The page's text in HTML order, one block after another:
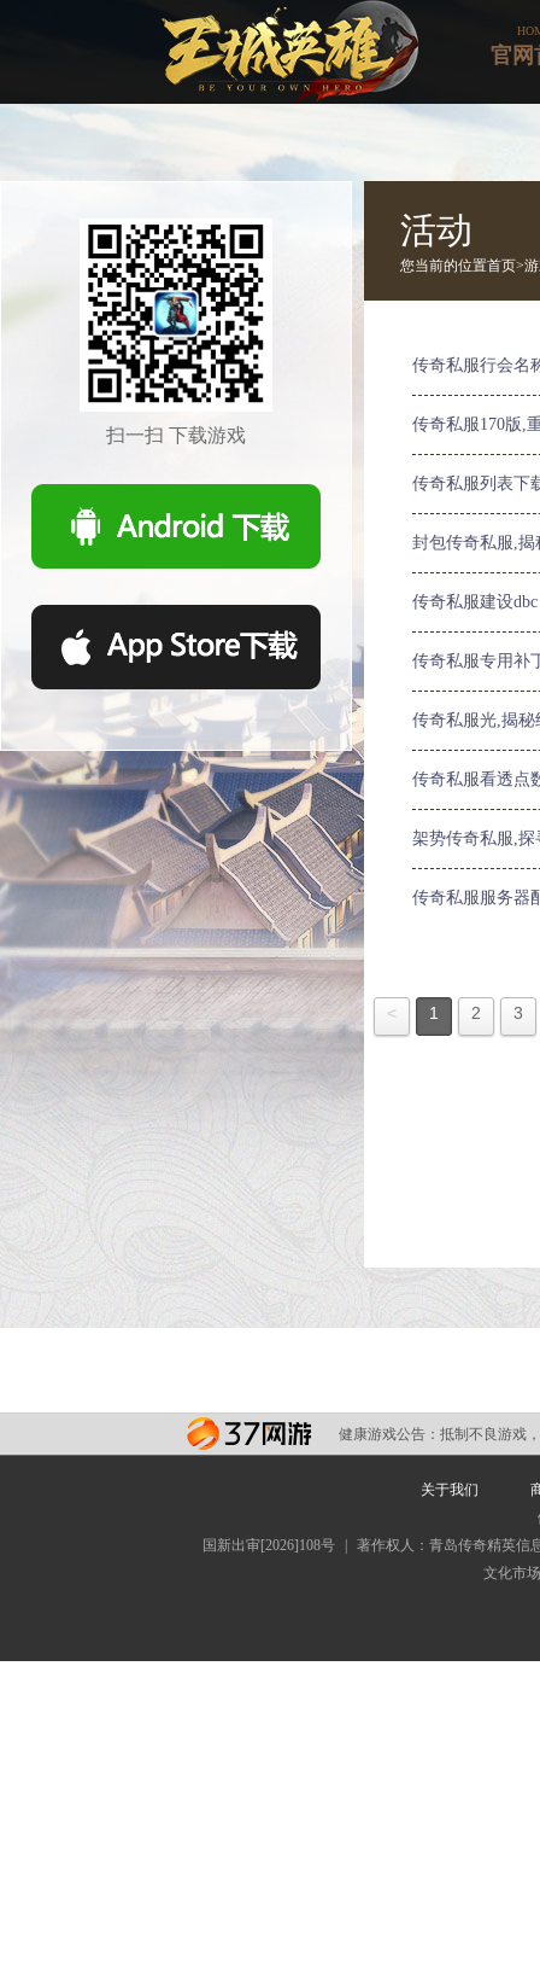
官网
扫一扫 下载游戏
活动
您当前的位置首页>
传奇私服行会名
传奇私服170版,
传奇私服列表下
封包传奇私服,
传奇私服建设dbc
传奇私服专用补
传奇私服光,揭
传奇私服看透点
架势传奇私服,
传奇私服服务器
< 1 2 3
健康游戏公告： 抵制不良游戏
关于我们
国新出审[2026]108号
著作权人：青岛传奇精英信
文化市